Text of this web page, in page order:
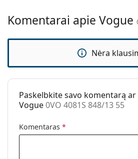
Lytis:
Moterims
Kategorija:
Akiniai nuo
Vogue
Naudojimas:
Madingi
Kodas:
0VO 4081S
Komentarai apie Vogue
Nėra
Paskelbkite savo komentarą
Vogue0VO 4081S 848/13 55
Komentaras *